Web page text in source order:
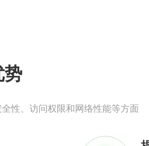
性、访问权限和网络性能等方面